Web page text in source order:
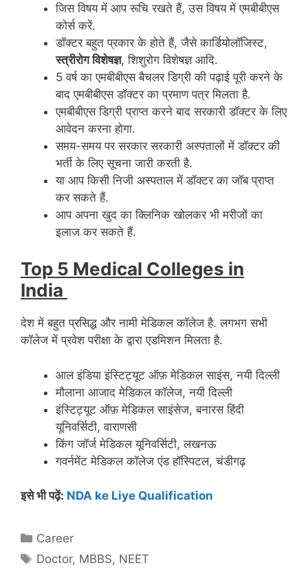
जिस विषय में आप रूचि रखते हैं, उस विषय में एमबीबीएस
कोर्स करें.
डॉक्टर बहुत प्रकार के होते हैं, जैसे कार्डियोलॉजिस्ट,
स्त्रीरोग विशेषज्ञ, शिशुरोग विशेषज्ञ आदि.
5 वर्ष का एमबीबीएस बैचलर डिग्री की पढ़ाई पूरी करने के
बाद एमबीबीएस डॉक्टर का प्रमाण पत्र मिलता है.
एमबीबीएस डिग्री प्राप्त करने बाद सरकारी डॉक्टर के लिए
आवेदन करना होगा.
समय-समय पर सरकार सरकारी अस्पतालों में डॉक्टर की
भर्ती के लिए सूचना जारी करती है.
या आप किसी निजी अस्पताल में डॉक्टर का जॉब प्राप्त
कर सकते हैं.
आप अपना खुद का क्लिनिक खोलकर भी मरीजों का
इलाज कर सकते हैं.
Top 5 Medical Colleges in
India
देश में बहुत प्रसिद्ध और नामी मेडिकल कॉलेज है. लगभग सभी
कॉलेज में प्रवेश परीक्षा के द्वारा एडमिशन मिलता है.
आल इंडिया इंस्टिट्यूट ऑफ़ मेडिकल साइंस, नयी दिल्ली
मौलाना आजाद मेडिकल कॉलेज, नयी दिल्ली
इंस्टिट्यूट ऑफ़ मेडिकल साइंसेज, बनारस हिंदी
यूनिवर्सिटी, वाराणसी
किंग जॉर्ज मेडिकल यूनिवर्सिटी, लखनऊ
गवर्नमेंट मेडिकल कॉलेज एंड हॉस्पिटल, चंडीगढ़
इसे भी पढ़ें: NDA ke Liye Qualification
Categories
Career
Tags
Doctor, MBBS, NEET